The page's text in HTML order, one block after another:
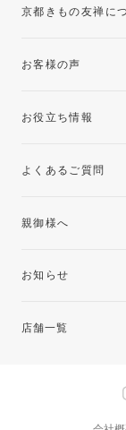
京都きもの友禅に
お客様の声
お役立ち情報
よくあるご質問
親御様へ
お知らせ
店舗一覧